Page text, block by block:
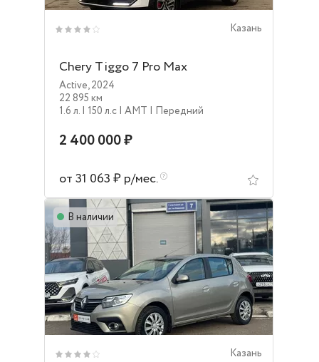
Казань
Chery Tiggo 7 Pro Max
Active,2024
22 895 км
1.6 л. | 150 л.c | AMT | Передний
2 400 000 ₽
от 31 063 ₽ р/мес.
В наличии
Казань